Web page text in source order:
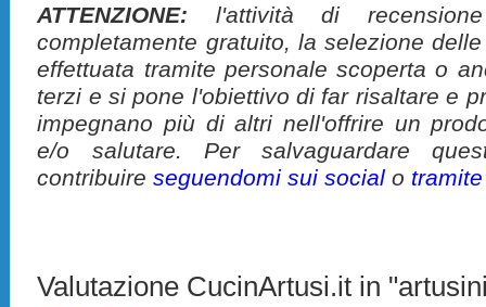
ATTENZIONE: l'attività di
completamente gratuito, la selezione
effettuata tramite personale scoperta o
terzi e si pone l'obiettivo di far risaltare e
impegnano più di altri nell'offrire un
e/o salutare. Per salvaguardare
contribuireseguendomi sui social o
Valutazione CucinArtusi.it in